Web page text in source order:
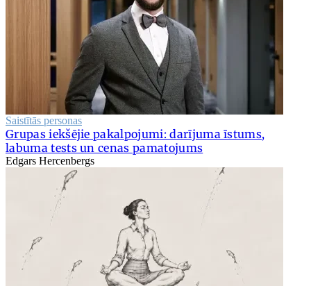
Saistītās personas
Grupas iekšējie pakalpojumi: darījuma īstums,
labuma tests un cenas pamatojums
Edgars Hercenbergs